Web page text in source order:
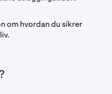
om hvordan du sikrer